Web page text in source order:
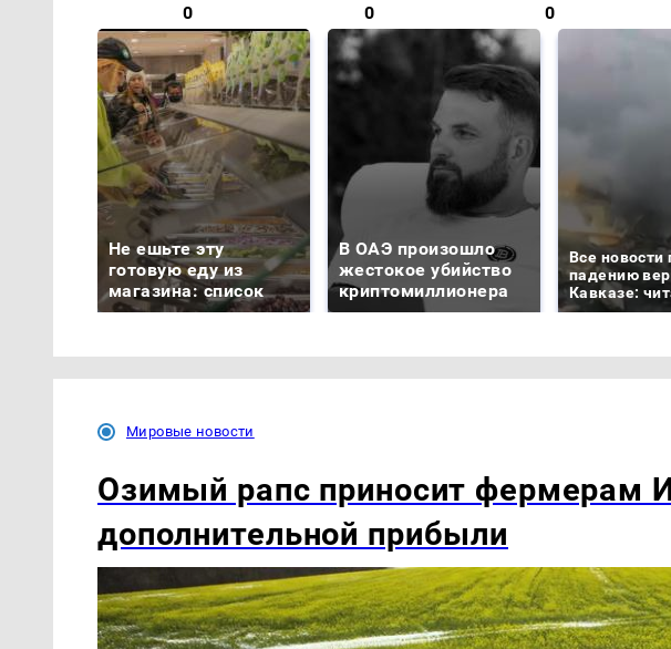
0 0 0
Не ешьте эту
готовую еду из
магазина: список
В ОАЭ произошло
жестокое убийство
криптомиллионера
Все новости
падению
Кавказе:
Мировые новости
Озимый рапс приносит фермерам
дополнительной прибыли